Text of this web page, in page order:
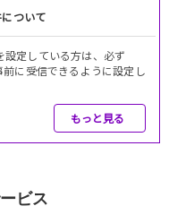
ついて
定している方は、必ず
に受信できるように設定し
もっと見る
ビス